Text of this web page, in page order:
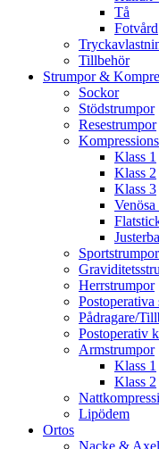
Tå
Fotvård
Tillbehör
Strumpor &
Sockor
Stödstrumpor
Resestrumpor
Klass 1
Klass 2
Klass 3
Venösa
Sportstrumpor
Herrstrumpor
Postoperativa
Pådragare/
Postoperativ
Armstrumpor
Klass 1
Klass 2
Lipödem
Ortos
Nacke & Axel